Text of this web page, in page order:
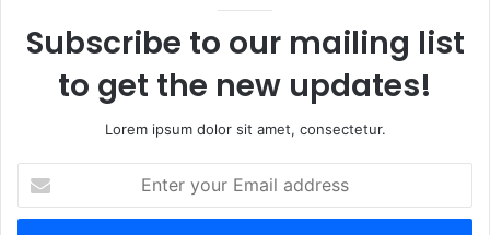
Subscribe to our mailing list
to get the new updates!
Lorem ipsum dolor sit amet, consectetur.
your
Email